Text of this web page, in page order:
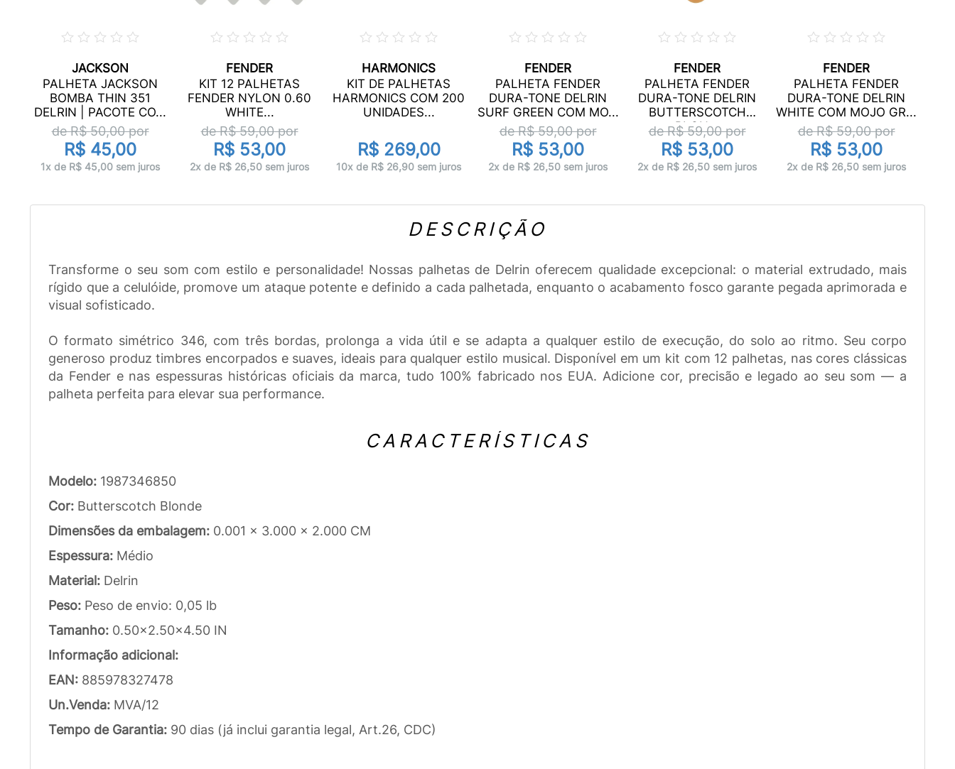
JACKSON
PALHETA JACKSON
BOMBA THIN 351
DELRIN | PACOTE CO...
de R$50,00por
R$ 45,00
1x de R$ 45,00 sem juros
FENDER
KIT 12 PALHETAS
FENDER NYLON 0.60
WHITE...
de R$59,00por
R$ 53,00
2x de R$ 26,50 sem juros
HARMONICS
KIT DE PALHETAS
HARMONICS COM 200
UNIDADES...
R$ 269,00
10x de R$ 26,90 sem juros
FENDER
PALHETA FENDER
DURA-TONE DELRIN
SURF GREEN COM MO...
de R$59,00por
R$ 53,00
2x de R$ 26,50 sem juros
FENDER
PALHETA FENDER
DURA-TONE DELRIN
BUTTERSCOTCH
BLON...
de R$59,00por
R$ 53,00
2x de R$ 26,50 sem juros
FENDER
PALHETA FENDER
DURA-TONE DELRIN
WHITE COM MOJO GR...
de R$59,00por
R$ 53,00
2x de R$ 26,50 sem juros
DESCRIÇÃO
Transforme o seu som com estilo e personalidade! Nossas palhetas de Delrin oferecem qualidade excepcional: o material extrudado, mais
rígido que a celulóide, promove um ataque potente e definido a cada palhetada, enquanto o acabamento fosco garante pegada aprimorada e
visual sofisticado.
O formato simétrico 346, com três bordas, prolonga a vida útil e se adapta a qualquer estilo de execução, do solo ao ritmo. Seu corpo
generoso produz timbres encorpados e suaves, ideais para qualquer estilo musical. Disponível em um kit com 12 palhetas, nas cores clássicas
da Fender e nas espessuras históricas oficiais da marca, tudo 100% fabricado nos EUA. Adicione cor, precisão e legado ao seu som — a
palheta perfeita para elevar sua performance.
CARACTERÍSTICAS
Modelo: 1987346850
Cor: Butterscotch Blonde
Dimensões da embalagem: 0.001 x 3.000 x 2.000 CM
Espessura: Médio
Material: Delrin
Peso: Peso de envio: 0,05 lb
Tamanho: 0.50x2.50x4.50 IN
Informação adicional:
EAN: 885978327478
Un.Venda: MVA/12
Tempo de Garantia: 90 dias (já inclui garantia legal, Art.26, CDC)